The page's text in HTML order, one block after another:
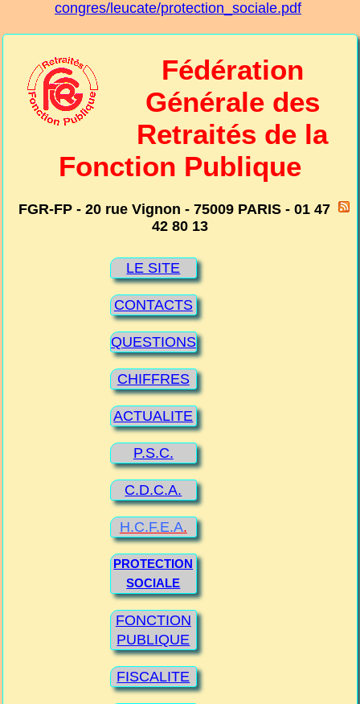
congres/leucate/protection_sociale.pdf
Fédération
Générale des
Retraités de la
Fonction Publique
FGR-FP - 20 rue Vignon - 75009 PARIS - 01 47
42 80 13
LE SITE
CONTACTS
QUESTIONS
CHIFFRES
ACTUALITE
P.S.C.
C.D.C.A.
H.C.F.E.A.
PROTECTION
SOCIALE
FONCTION
PUBLIQUE
FISCALITE